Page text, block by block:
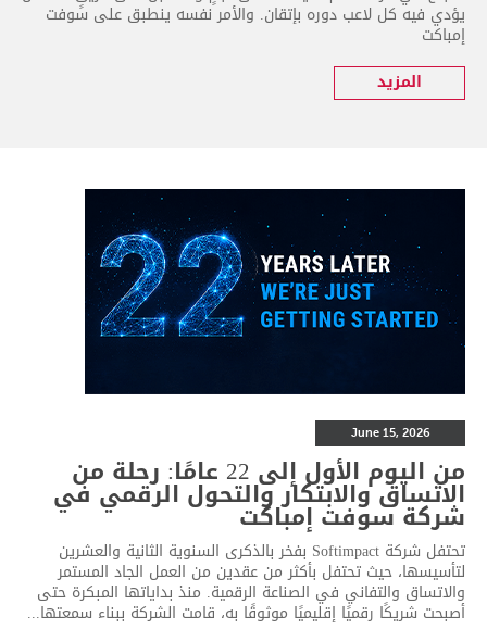
يؤدي فيه كل لاعب دوره بإتقان. والأمر نفسه ينطبق على سوفت
إمباكت
المزيد
June 15, 2026
من اليوم الأول إلى 22 عامًا: رحلة من
الاتساق والابتكار والتحول الرقمي في
شركة سوفت إمباكت
تحتفل شركة Softimpact بفخر بالذكرى السنوية الثانية والعشرين
لتأسيسها، حيث تحتفل بأكثر من عقدين من العمل الجاد المستمر
والاتساق والتفاني في الصناعة الرقمية. منذ بداياتها المبكرة حتى
أصبحت شريكًا رقميًا إقليميًا موثوقًا به، قامت الشركة ببناء سمعتها...